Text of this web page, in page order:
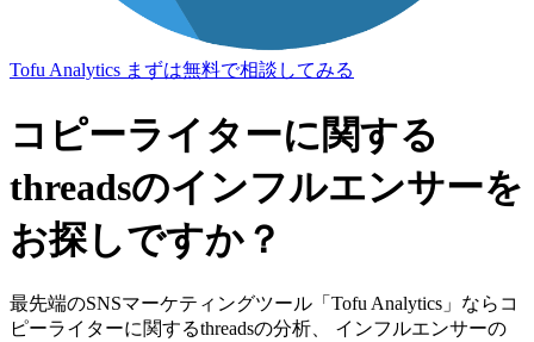
Tofu Analytics まずは無料で相談してみる
コピーライターに関する
threadsのインフルエンサーを
お探しですか？
最先端のSNSマーケティングツール「Tofu Analytics」ならコ
ピーライターに関するthreadsの分析、 インフルエンサーの